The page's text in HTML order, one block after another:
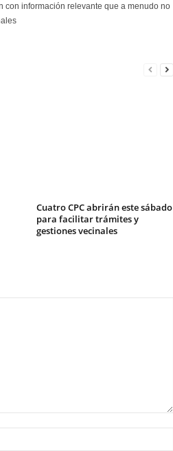
con información relevante que a menudo no
Cuatro CPC abrirán este sábado
para facilitar trámites y
gestiones vecinales